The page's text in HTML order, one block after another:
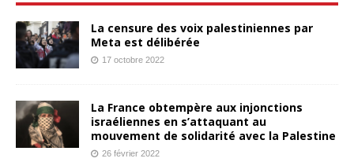
La censure des voix palestiniennes par
Meta est délibérée
17 octobre 2022
La France obtempère aux injonctions
israéliennes en s’attaquant au
mouvement de solidarité avec la Palestine
26 février 2022